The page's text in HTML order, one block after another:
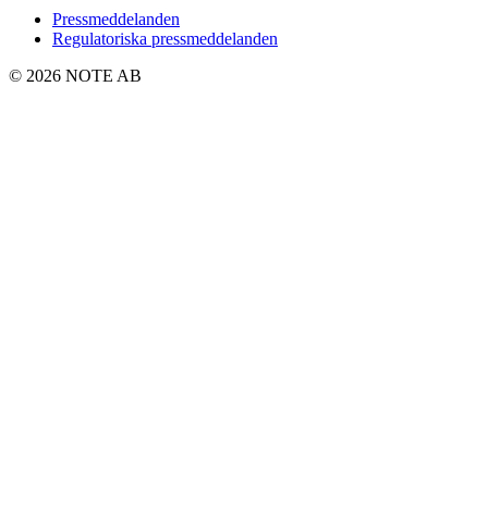
Pressmeddelanden
Regulatoriska pressmeddelanden
© 2026 NOTE AB